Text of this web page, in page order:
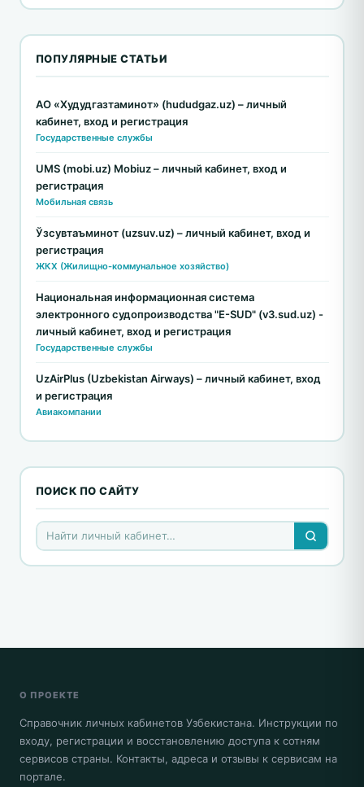
ПОПУЛЯРНЫЕ СТАТЬИ
АО «Худудгазтаминот» (hududgaz.uz) – личный
кабинет, вход и регистрация
Государственные службы
UMS (mobi.uz) Mobiuz – личный кабинет, вход и
регистрация
Мобильная связь
Ўзсувтаъминот (uzsuv.uz) – личный кабинет, вход и
регистрация
ЖКХ (Жилищно-коммунальное хозяйство)
Национальная информационная система
электронного судопроизводства "E-SUD" (v3.sud.uz) -
личный кабинет, вход и регистрация
Государственные службы
UzAirPlus (Uzbekistan Airways) – личный кабинет, вход
и регистрация
Авиакомпании
ПОИСК ПО САЙТУ
О ПРОЕКТЕ
Справочник личных кабинетов Узбекистана. Инструкции по
входу, регистрации и восстановлению доступа к сотням
сервисов страны. Контакты, адреса и отзывы к сервисам на
портале.